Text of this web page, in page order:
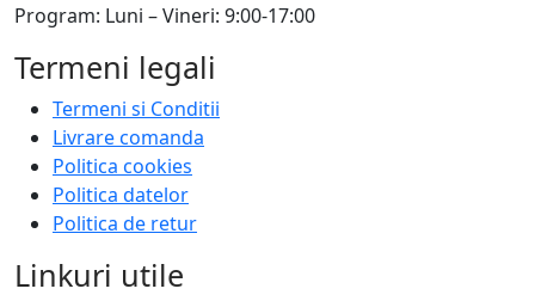
Program: Luni – Vineri: 9:00-17:00
Termeni legali
Termeni si Conditii
Livrare comanda
Politica cookies
Politica datelor
Politica de retur
Linkuri utile